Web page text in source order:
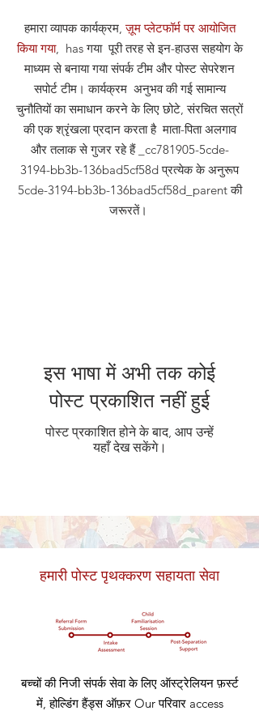
हमारा व्यापक कार्यक्रम,ज़ूम प्लेटफॉर्म पर आयोजित
किया गया, has गया पूरी तरह से इन-हाउस सहयोग के
माध्यम से बनाया गया संपर्क टीम और पोस्ट सेपरेशन
सपोर्ट टीम। कार्यक्रम अनुभव की गई सामान्य
चुनौतियों का समाधान करने के लिए छोटे, संरचित सत्रों
की एक श्रृंखला प्रदान करता है माता-पिता अलगाव
और तलाक से गुजर रहे हैं _cc781905-5cde-
3194-bb3b-136bad5cf58d प्रत्येक के अनुरूप
5cde-3194-bb3b-136bad5cf58d_parent की
जरूरतें।
इस भाषा में अभी तक कोई
पोस्ट प्रकाशित नहीं हुई
पोस्ट प्रकाशित होने के बाद, आप उन्हें
यहाँ देख सकेंगे।
हमारी पोस्ट पृथक्करण सहायता सेवा
बच्चों की निजी संपर्क सेवा के लिए ऑस्ट्रेलियन फ़र्स्ट
में, होल्डिंग हैंड्स ऑफ़र Ourपरिवार access